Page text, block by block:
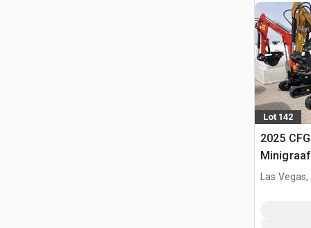
Lot 142
2025
Las Vegas,